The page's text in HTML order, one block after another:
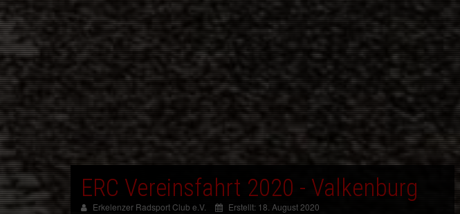
ERC Vereinsfahrt 2020 - Valkenburg
Erkelenzer Radsport Club e.V. Erstellt: 18. August 2020